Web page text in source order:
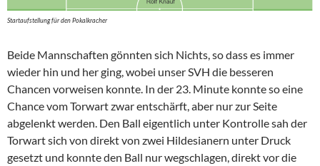
Startaufstellung für den Pokalkracher
Beide Mannschaften gönnten sich Nichts, so dass es immer
wieder hin und her ging, wobei unser SVH die besseren
Chancen vorweisen konnte. In der 23. Minute konnte so eine
Chance vom Torwart zwar entschärft, aber nur zur Seite
abgelenkt werden. Den Ball eigentlich unter Kontrolle sah der
Torwart sich von direkt von zwei Hildesianern unter Druck
gesetzt und konnte den Ball nur wegschlagen, direkt vor die